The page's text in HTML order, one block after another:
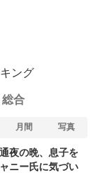
ング
総合
月間 写真
通夜の晩、息子を
ニー氏に気づい